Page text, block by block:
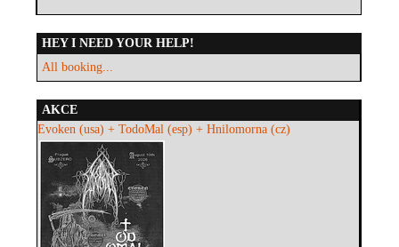
HEY I NEED YOUR HELP!
All booking...
AKCE
Evoken (usa) + TodoMal (esp) + Hnilomorna (cz)